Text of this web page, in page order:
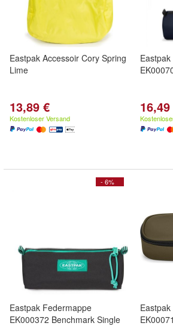
Eastpak Accessoir Cory Spring
Lime
13,89 €
Kostenloser Versand
- 6%
Eastpak Federmappe
EK000372 Benchmark Single